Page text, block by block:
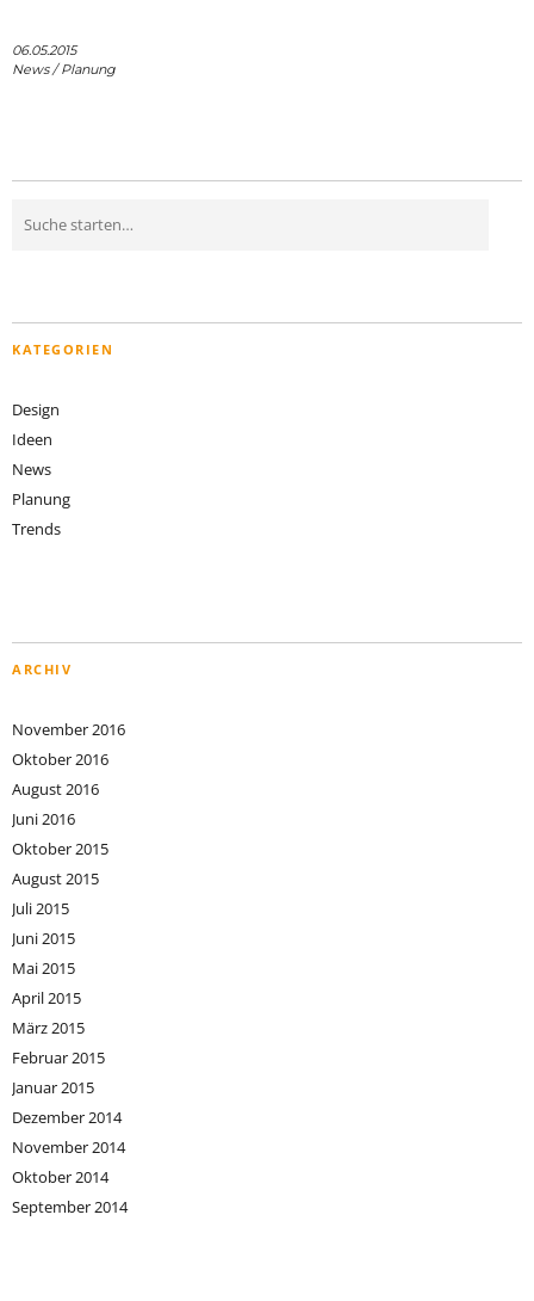
06.05.2015
News/Planung
KATEGORIEN
Design
Ideen
News
Planung
Trends
ARCHIV
November 2016
Oktober 2016
August 2016
Juni 2016
Oktober 2015
August 2015
Juli 2015
Juni 2015
Mai 2015
April 2015
März 2015
Februar 2015
Januar 2015
Dezember 2014
November 2014
Oktober 2014
September 2014